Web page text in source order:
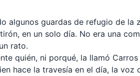
algunos guardas de refugio de la
en un solo día. No era una
rato.
quién, ni porqué, la llamó
hace la travesía en el día, la